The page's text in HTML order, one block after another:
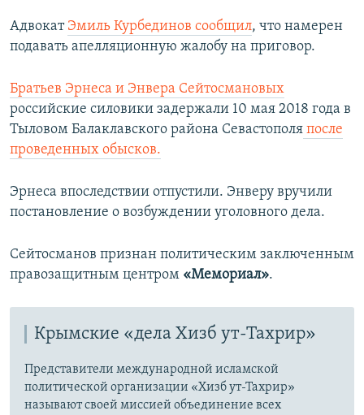
Адвокат Эмиль Курбединов сообщил, что намерен
подавать апелляционную жалобу на приговор.
Братьев Эрнеса и Энвера Сейтосмановых
российские силовики задержали 10 мая 2018 года в
Тыловом Балаклавского района Севастополя после
проведенных обысков.
Эрнеса впоследствии отпустили. Энверу вручили
постановление о возбуждении уголовного дела.
Сейтосманов признан политическим заключенным
правозащитным центром «Мемориал».
Крымские «дела Хизб ут-Тахрир»
Представители международной исламской
политической организации «Хизб ут-Тахрир»
называют своей миссией объединение всех